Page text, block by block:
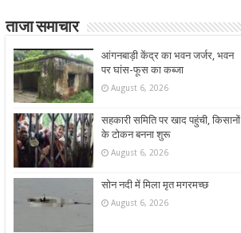
ताजा समाचार
आंगनबाड़ी केंद्र का भवन जर्जर, भवन
पर घांस-फूस का कब्जा
August 6, 2026
सहकारी समिति पर खाद पहुंची, किसानों
के टोकन बनना शुरू
August 6, 2026
सोन नदी में मिला मृत मगरमच्छ
August 6, 2026